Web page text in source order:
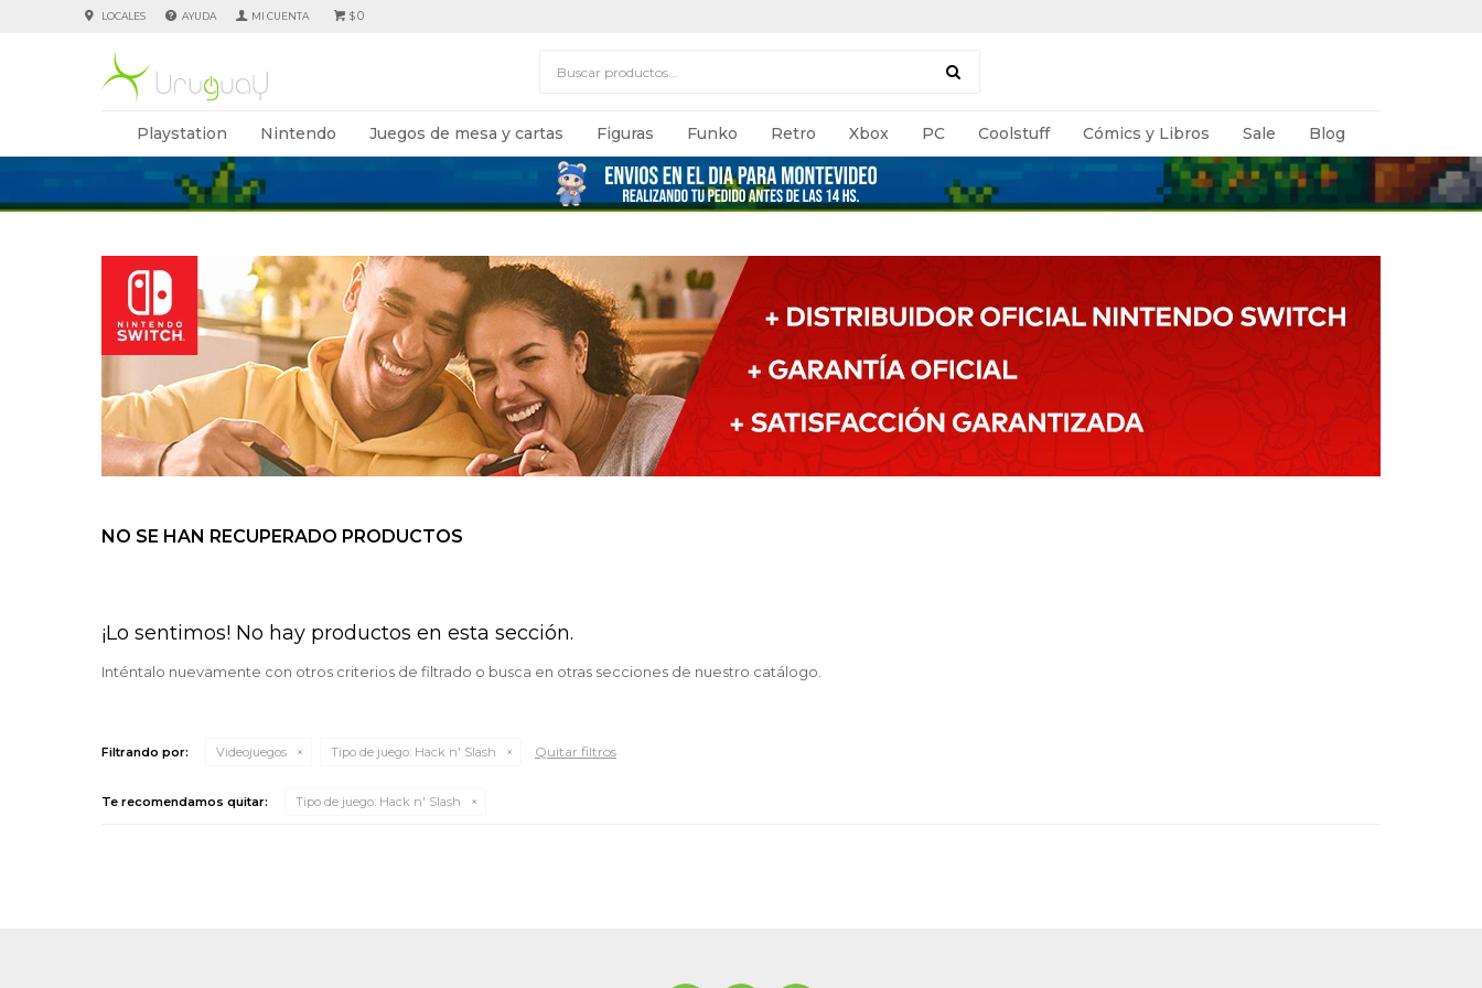
Playstation Nintendo Juegos de mesa y cartas Figuras Funko Retro Xbox PC Coolstuff Cómics y Libros Sale Blog
$0
LOCALES AYUDA
NO SE HAN RECUPERADO PRODUCTOS
¡Lo sentimos! No hay productos en esta sección.
Inténtalo nuevamente con otros criterios de filtrado o busca en otras secciones de nuestro catálogo.
Filtrando por: Videojuegos Tipo de juego: Hack n' Slash Quitar filtros
Te recomendamos quitar: Tipo de juego: Hack n' Slash